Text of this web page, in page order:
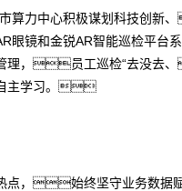
力中心积极谋划科技创新
镜和金锐AR智能巡检平
理，员工巡检“去没
自主学习。
，始终坚守业务数据